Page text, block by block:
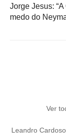
Jorge Jesus:
medo do
Ver
Leandro